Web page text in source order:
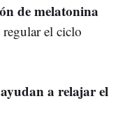
de melatonina
regular el ciclo
a relajar el